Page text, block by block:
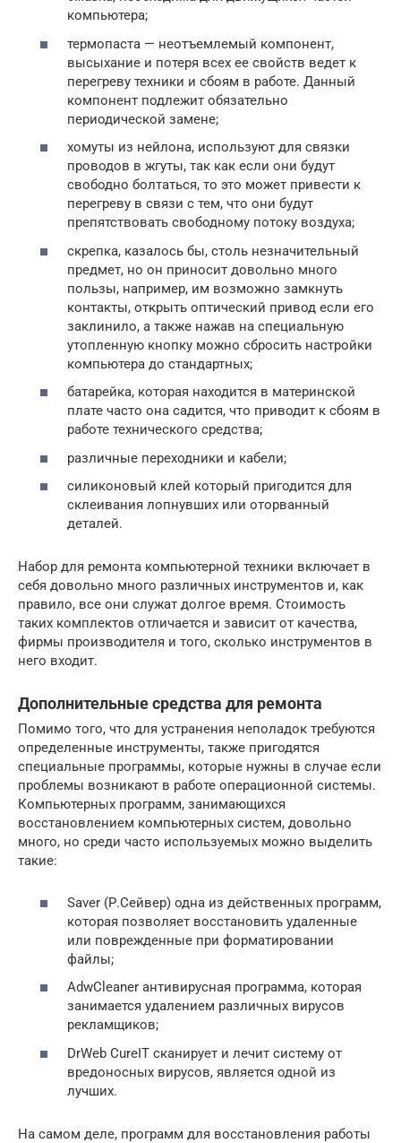
компьютера;
термопаста — неотъемлемый компонент,
высыхание и потеря всех ее свойств ведет к
перегреву техники и сбоям в работе. Данный
компонент подлежит обязательно
периодической замене;
хомуты из нейлона, используют для связки
проводов в жгуты, так как если они будут
свободно болтаться, то это может привести к
перегреву в связи с тем, что они будут
препятствовать свободному потоку воздуха;
скрепка, казалось бы, столь незначительный
предмет, но он приносит довольно много
пользы, например, им возможно замкнуть
контакты, открыть оптический привод если его
заклинило, а также нажав на специальную
утопленную кнопку можно сбросить настройки
компьютера до стандартных;
батарейка, которая находится в материнской
плате часто она садится, что приводит к сбоям в
работе технического средства;
различные переходники и кабели;
силиконовый клей который пригодится для
склеивания лопнувших или оторванный
деталей.
Набор для ремонта компьютерной техники включает в
себя довольно много различных инструментов и, как
правило, все они служат долгое время. Стоимость
таких комплектов отличается и зависит от качества,
фирмы производителя и того, сколько инструментов в
него входит.
Дополнительные средства для ремонта
Помимо того, что для устранения неполадок требуются
определенные инструменты, также пригодятся
специальные программы, которые нужны в случае если
проблемы возникают в работе операционной системы.
Компьютерных программ, занимающихся
восстановлением компьютерных систем, довольно
много, но среди часто используемых можно выделить
такие:
Saver (Р.Сейвер) одна из действенных программ,
которая позволяет восстановить удаленные
или поврежденные при форматировании
файлы;
AdwCleaner антивирусная программа, которая
занимается удалением различных вирусов
рекламщиков;
DrWeb CureIT сканирует и лечит систему от
вредоносных вирусов, является одной из
лучших.
На самом деле, программ для восстановления работы